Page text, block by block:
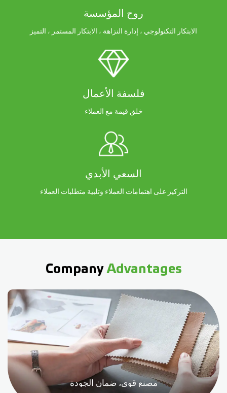
روح المؤسسة
الابتكار التكنولوجي ، إدارة النزاهة ، الابتكار المستمر ، التميز
فلسفة الأعمال
خلق قيمة مع العملاء
السعي الأبدي
التركيز على اهتمامات العملاء وتلبية متطلبات العملاء
CompanyAdvantages
مصنع قوي، ضمان الجودة